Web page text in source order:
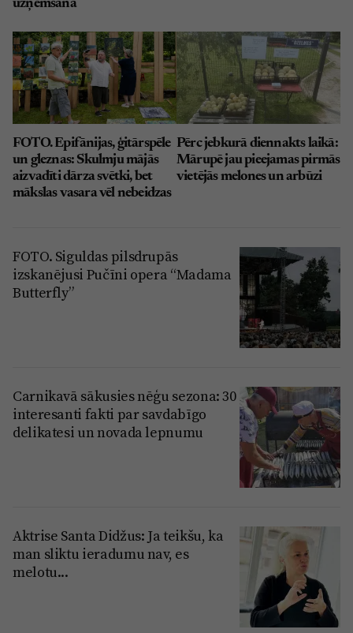
uzņemšana
FOTO. Epifānijas, ģitārspēle
un gleznas: Skulmju mājās
aizvadīti dārza svētki, bet
mākslas vasara vēl nebeidzas
Pērc jebkurā diennakts laikā:
Mārupē jau pieejamas pirmās
vietējās melones un arbūzi
FOTO. Siguldas pilsdrupās
izskanējusi Pučīni opera “Madama
Butterfly”
Carnikavā sākusies nēģu sezona: 30
interesanti fakti par savdabīgo
delikatesi un novada lepnumu
Aktrise Santa Didžus: Ja teikšu, ka
man sliktu ieradumu nav, es
melotu...